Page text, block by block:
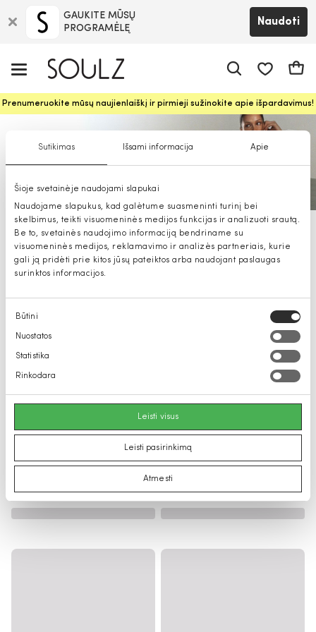
Sutikimas Išsami informacija Apie
Šioje svetainėje naudojami slapukai
Naudojame slapukus, kad galėtume suasmeninti turinį bei
skelbimus, teikti visuomeninės medijos funkcijas ir analizuoti srautą.
Be to, svetainės naudojimo informaciją bendriname su
visuomeninės medijos, reklamavimo ir analizės partneriais, kurie
gali ją pridėti prie kitos jūsų pateiktos arba naudojant paslaugas
surinktos informacijos.
Sutikimo
pasirinkimas
Būtini
Nuostatos
Statistika
Rinkodara
Leisti visus
Leisti pasirinkimą
Atmesti
GAUKITE MŪSŲ
PROGRAMĖLĘ
Naudoti
Prenumeruokite mūsų naujienlaiškį ir pirmieji sužinokite apie išpardavimus!
Miss Sixty džinsai moterims